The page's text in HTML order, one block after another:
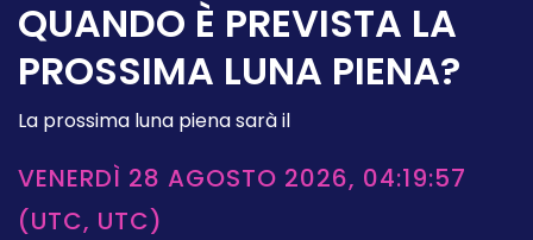
QUANDO È PREVISTA LA
PROSSIMA LUNA PIENA?
La prossima luna piena sarà il
VENERDÌ 28 AGOSTO 2026, 04:19:57
(UTC, UTC)